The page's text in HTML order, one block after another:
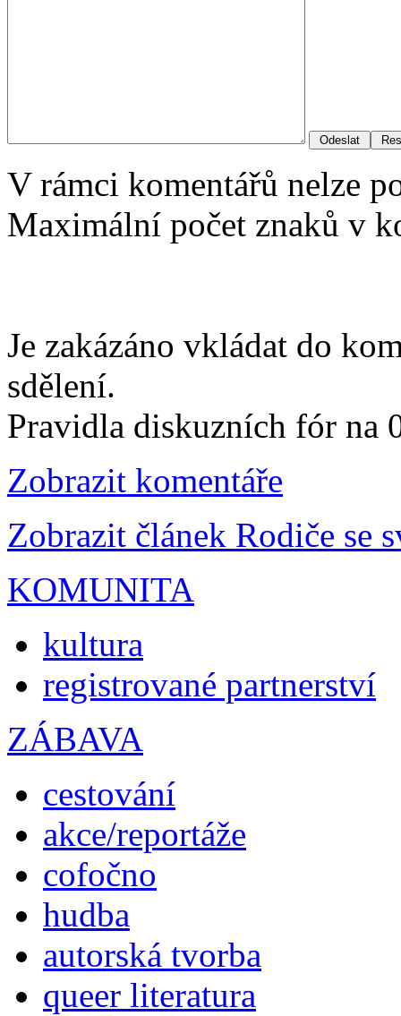
V rámci komentářů nelze
Maximální počet znaků v
Je zakázáno vkládat do
sdělení.
Pravidla diskuzních fór na
Zobrazit komentáře
Zobrazit článek Rodiče se
KOMUNITA
kultura
registrované partnerství
ZÁBAVA
cestování
akce/reportáže
cofočno
hudba
autorská tvorba
queer literatura